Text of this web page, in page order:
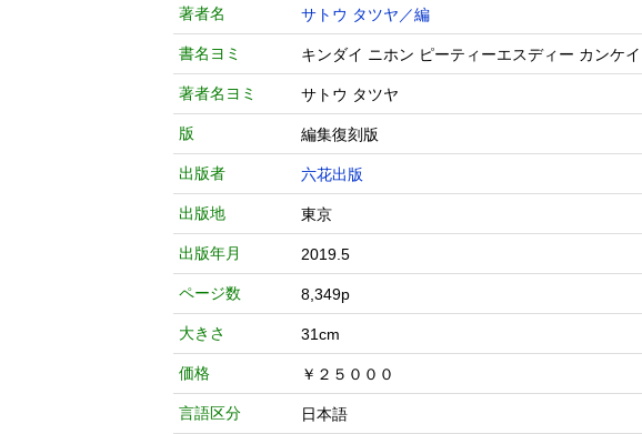
著者名 サトウ タツヤ／編
書名ヨミ キンダイ ニホン ピーティーエスディー カン
著者名ヨミ サトウ タツヤ
版 編集復刻版
出版者 六花出版
出版地 東京
出版年月 2019.5
ページ数 8,349p
大きさ 31cm
価格 ￥２５０００
言語区分 日本語